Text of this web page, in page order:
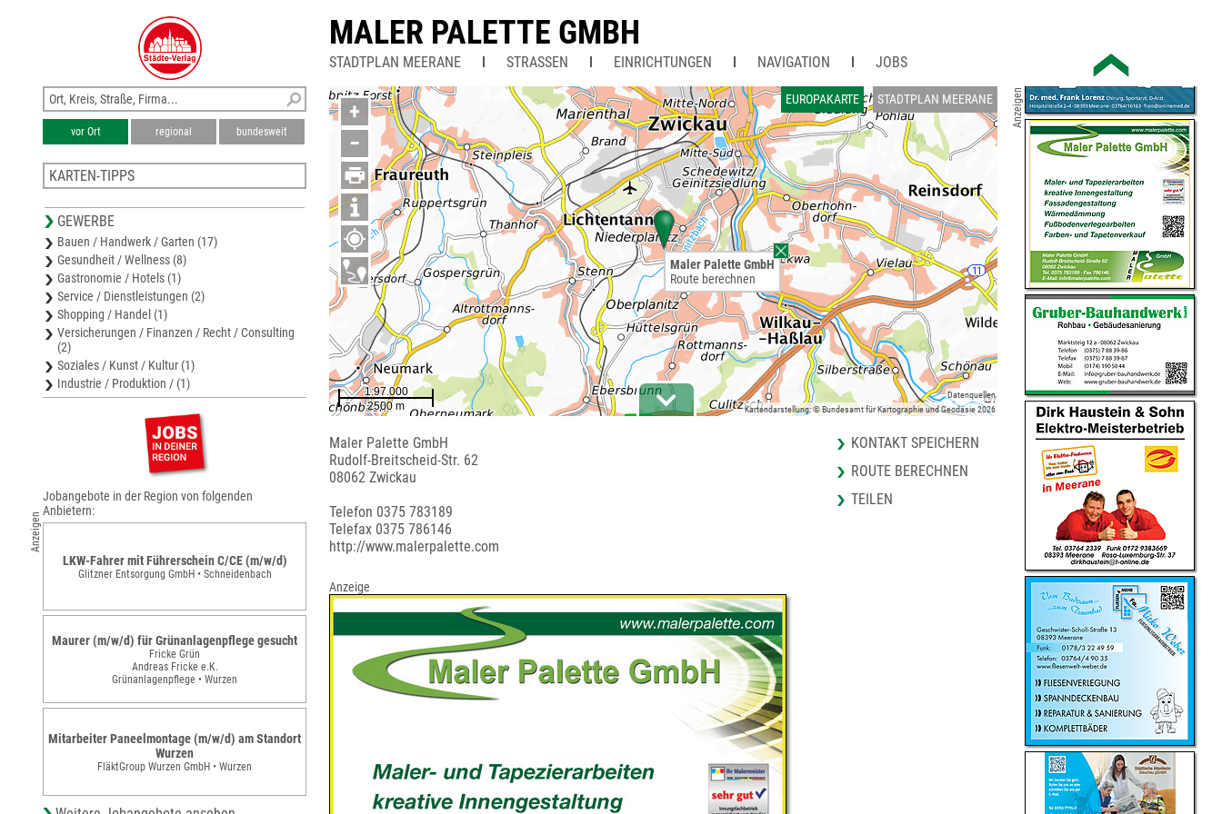
MALER PALETTE GMBH
STADTPLAN MEERANE STRASSEN EINRICHTUNGEN NAVIGATION JOBS
EUROPAKARTE STADTPLAN MEERANE
+
−
Kartendarstellung: © Bundesamt für Kartographie und Geodäsie 2026
Datenquellen
Maler Palette GmbH
Route berechnen
Maler Palette GmbH
Rudolf-Breitscheid-Str. 62
08062 Zwickau
Telefon 0375 783189
Telefax 0375 786146
http://www.malerpalette.com
KONTAKT SPEICHERN
ROUTE BERECHNEN
TEILEN
Anzeige
vor Ort regional bundesweit
KARTEN-TIPPS
Karte Zwickau
Stadtplan Wilkau-Haßlau
Stadtplan Werdau
Stadtplan Crimmitschau
GEWERBE
Bauen / Handwerk / Garten (17)
Gesundheit / Wellness (8)
Gastronomie / Hotels (1)
Service / Dienstleistungen (2)
Shopping / Handel (1)
Versicherungen / Finanzen / Recht / Consulting
(2)
Soziales / Kunst / Kultur (1)
Industrie / Produktion / (1)
Anzeigen
Jobangebote in der Region von folgenden
Anbietern:
LKW-Fahrer mit Führerschein C/CE (m/w/d)
Glitzner Entsorgung GmbH • Schneidenbach
Maurer (m/w/d) für Grünanlagenpflege gesucht
Fricke Grün
Andreas Fricke e.K.
Grünanlagenpflege • Wurzen
Mitarbeiter Paneelmontage (m/w/d) am Standort
Wurzen
FläktGroup Wurzen GmbH • Wurzen
Anzeigen